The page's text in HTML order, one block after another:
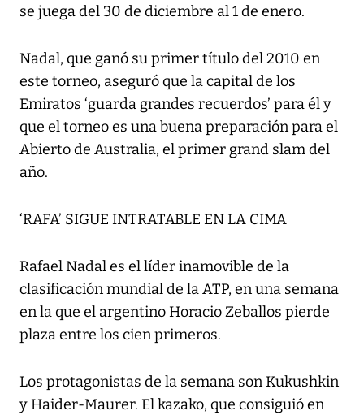
se juega del 30 de diciembre al 1 de enero.
Nadal, que ganó su primer título del 2010 en
este torneo, aseguró que la capital de los
Emiratos ‘guarda grandes recuerdos’ para él y
que el torneo es una buena preparación para el
Abierto de Australia, el primer grand slam del
año.
‘RAFA’ SIGUE INTRATABLE EN LA CIMA
Rafael Nadal es el líder inamovible de la
clasificación mundial de la ATP, en una semana
en la que el argentino Horacio Zeballos pierde
plaza entre los cien primeros.
Los protagonistas de la semana son Kukushkin
y Haider-Maurer. El kazako, que consiguió en